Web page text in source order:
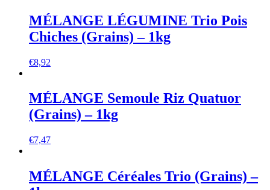
MÉLANGE LÉGUMINE Trio Pois
Chiches (Grains) – 1kg
€8,92
MÉLANGE Semoule Riz Quatuor
(Grains) – 1kg
€7,47
MÉLANGE Céréales Trio (Grains) –